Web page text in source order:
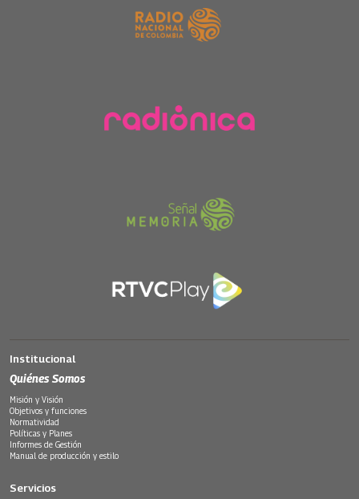
Institucional
Quiénes Somos
Misión y Visión
Objetivos y funciones
Normatividad
Políticas y Planes
Informes de Gestión
Manual de producción y estilo
Servicios